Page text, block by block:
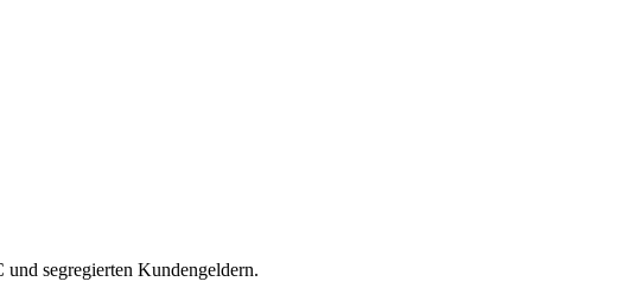
segregierten Kundengeldern.